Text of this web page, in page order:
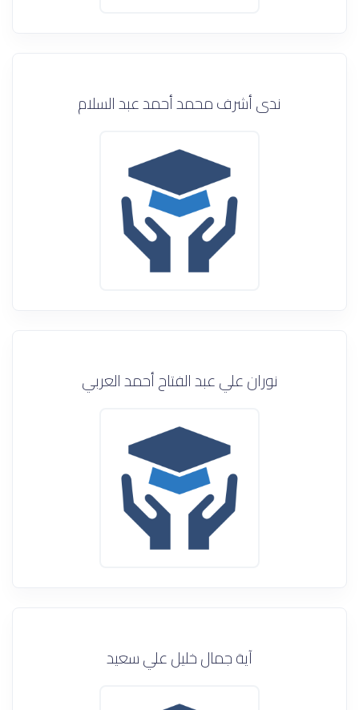
ندى أشرف محمد أحمد عبد السلام
نوران علي عبد الفتاح أحمد العربي
آية جمال خليل علي سعيد